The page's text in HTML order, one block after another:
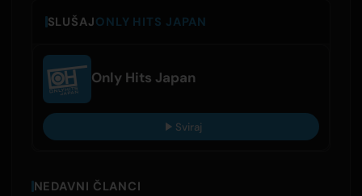
SLUŠAJONLY HITS JAPAN
Only Hits Japan
Sviraj
NEDAVNI ČLANCI